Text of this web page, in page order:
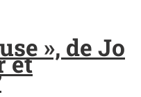
», de Jo
et